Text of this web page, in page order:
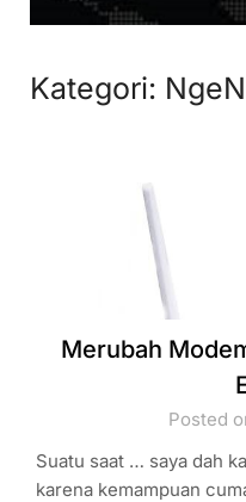
Kategori:
Merubah
Posted
Suatu saat … saya dah
karena kemampuan